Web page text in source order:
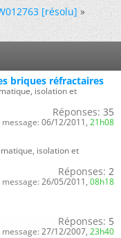
[résolu] »
briques réfractaires
isolation et
Réponses: 35
06/12/2011, 21h08
isolation et
Réponses: 2
26/05/2011, 08h18
Réponses: 5
27/12/2007, 23h40